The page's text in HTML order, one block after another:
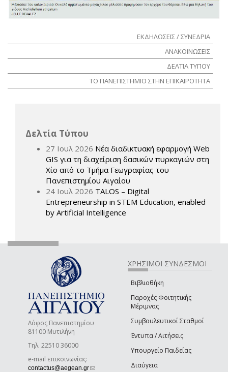
ΕΚΔΗΛΩΣΕΙΣ / ΣΥΝΕΔΡΙΑ
ΑΝΑΚΟΙΝΩΣΕΙΣ
ΔΕΛΤΙΑ ΤΥΠΟΥ
ΤΟ ΠΑΝΕΠΙΣΤΗΜΙΟ ΣΤΗΝ ΕΠΙΚΑΙΡΟΤΗΤΑ
Δελτία Τύπου
27 Ιουλ 2026 Νέα διαδικτυακή εφαρμογή Web
GIS για τη διαχείριση δασικών πυρκαγιών στη
Χίο από το Τμήμα Γεωγραφίας του
Πανεπιστημίου Αιγαίου
24 Ιουλ 2026 TALOS – Digital
Entrepreneurship in STEM Education, enabled
by Artificial Intelligence
Λόφος Πανεπιστημίου
81100 Μυτιλήνη
Τηλ. 22510 36000
e-mail επικοινωνίας:
contactus@aegean.gr(link sends e-mail)
ΧΡΗΣΙΜΟΙ ΣΥΝΔΕΣΜΟΙ
Βιβλιοθήκη
Παροχές Φοιτητικής
Μέριμνας
Συμβουλευτικοί Σταθμοί
Έντυπα / Αιτήσεις
Υπουργείο Παιδείας
Διαύγεια